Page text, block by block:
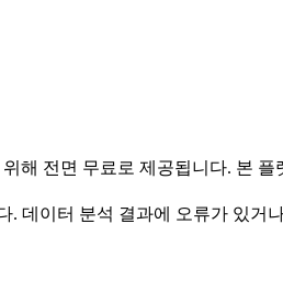
해 전면 무료로 제공됩니다. 본
데이터 분석 결과에 오류가 있거